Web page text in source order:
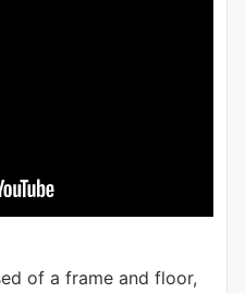
of a frame and floor,